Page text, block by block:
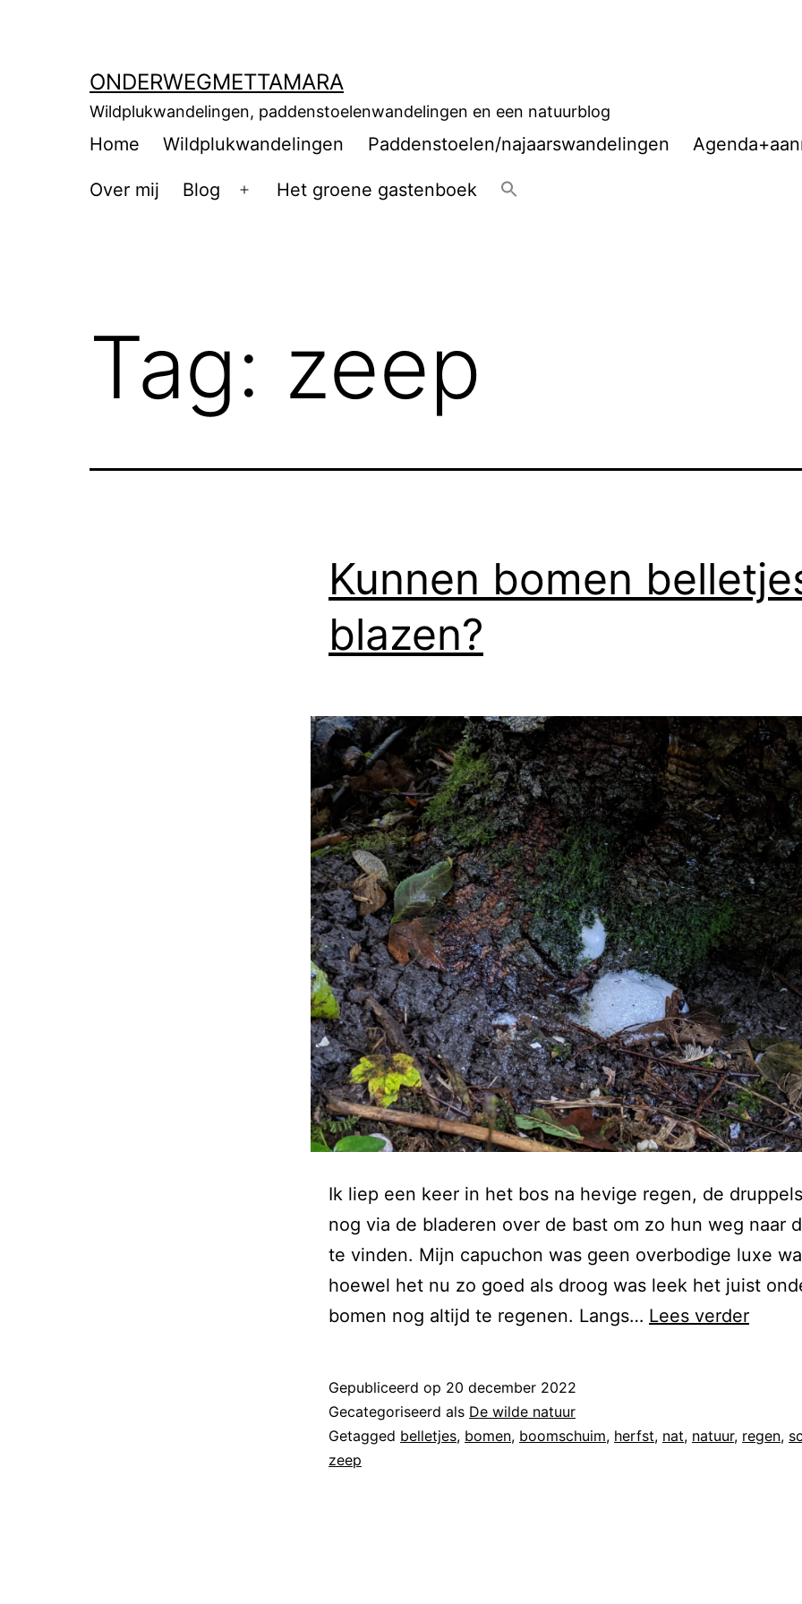
ONDERWEGMETTAMARA
Wildplukwandelingen, paddenstoelenwandelingen en een natuurblog
Home Wildplukwandelingen Paddenstoelen/najaarswandelingen
Over mij Blog Het groene gastenboek
Tag: zeep
Kunnen bomen
blazen?
Ik liep een keer in het bos na hevige regen, de
nog via de bladeren over de bast om zo hun weg naar
te vinden. Mijn capuchon was geen overbodige luxe
hoewel het nu zo goed als droog was leek het juist
bomen nog altijd te regenen. Langs… Lees verder
Gepubliceerd op 20 december 2022
Gecategoriseerd als De wilde natuur
Getagged belletjes, bomen, boomschuim, herfst, nat, natuur, regen,
zeep